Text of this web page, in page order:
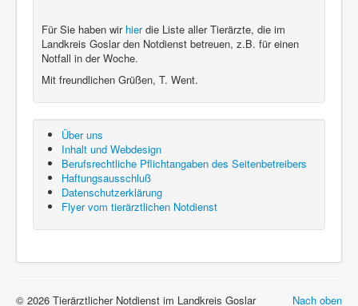
Für Sie haben wir hierdie Liste aller Tierärzte, die im
Landkreis Goslar den Notdienst betreuen, z.B. für einen
Notfall in der Woche.
Mit freundlichen Grüßen, T. Went.
Über uns
Inhalt und Webdesign
Berufsrechtliche Pflichtangaben des Seitenbetreibers
Haftungsausschluß
Datenschutzerklärung
Flyer vom tierärztlichen Notdienst
Nach oben
© 2026 Tierärztlicher Notdienst im Landkreis Goslar